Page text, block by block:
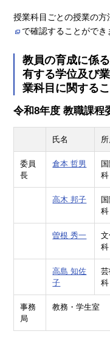
授業科目ごとの授業の方
で確認することができ
教員の育成に係
有する学位及び
業科目に関する
令和8年度 教職課程
氏名
委員
長
倉本 哲男
科
高木 邦子
科
曽根 秀一
科
高島 知佐
子
科
事務
局
教務・学生室